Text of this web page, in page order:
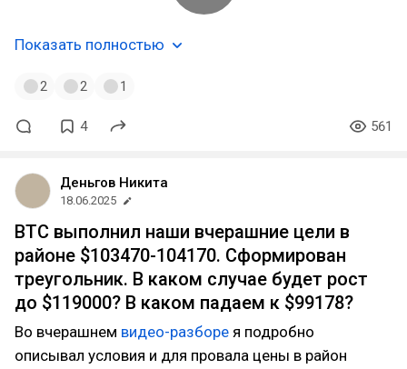
Показать полностью
2 2 1
4 561
Деньгов Никита
18.06.2025
BTC выполнил наши вчерашние цели в
районе $103470-104170. Сформирован
треугольник. В каком случае будет рост
до $119000? В каком падаем к $99178?
Во вчерашнем видео-разборе я подробно
описывал условия и для провала цены в район